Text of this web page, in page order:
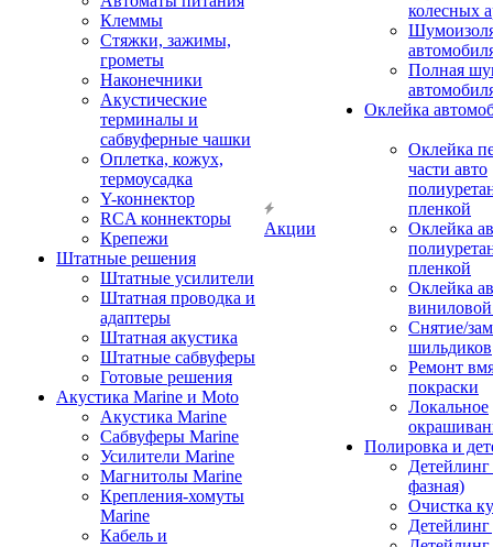
Клеммы
Стяжки, зажимы,
грометы
Наконечники
Акустические
терминалы и
сабвуферные чашки
Оплетка, кожух,
термоусадка
Y-коннектор
RCA коннекторы
Крепежи
Штатные решения
Штатные усилители
Штатная проводка и
адаптеры
Штатная акустика
Штатные сабвуферы
Готовые решения
Акустика Marine и Moto
Акустика Marine
Сабвуферы Marine
Усилители Marine
Магнитолы Marine
Крепления-хомуты
Marine
Кабель и
Акции
колесных
Полная
Оклейка
Оклейка
части авто
пленкой
Оклейка
пленкой
Оклейка
Снятие/
шильдиков
Ремонт
покраски
Локальное
Полировка и
фазная)
Очистка
Детейлинг